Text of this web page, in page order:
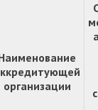
организации